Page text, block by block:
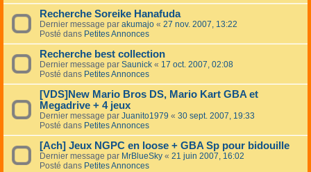
Recherche Soreike Hanafuda
Dernier message par akumajo « 27 nov. 2007, 13:22
Posté dans Petites Annonces
Recherche best collection
Dernier message par Saunick « 17 oct. 2007, 02:08
Posté dans Petites Annonces
[VDS]New Mario Bros DS, Mario Kart GBA et
Megadrive + 4 jeux
Dernier message par Juanito1979 « 30 sept. 2007, 19:33
Posté dans Petites Annonces
[Ach] Jeux NGPC en loose + GBA Sp pour bidouille
Dernier message par MrBlueSky « 21 juin 2007, 16:02
Posté dans Petites Annonces